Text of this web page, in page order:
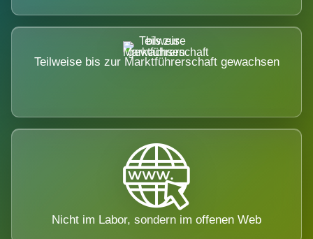
Teilweise bis zur Marktführerschaft gewachsen
Nicht im Labor, sondern im offenen Web